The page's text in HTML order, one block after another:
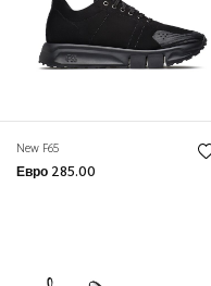
New F65
Евро 285.00